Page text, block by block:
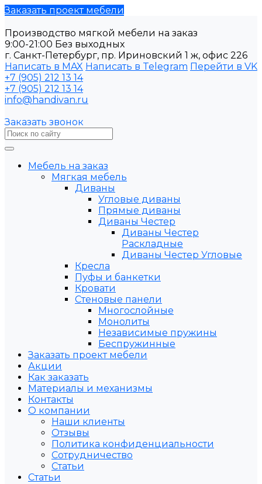
Заказать проект мебели
Производство мягкой мебели на заказ
9:00-21:00 Без выходных
г. Санкт-Петербург, пр. Ириновский 1 ж, офис 226
Написать в MAX Написать в Telegram Перейти в VK
+7 (905) 212 13 14
+7 (905) 212 13 14
info@handivan.ru
Заказать звонок
Мебель на заказ
Мягкая мебель
Диваны
Угловые диваны
Прямые диваны
Диваны Честер
Диваны Честер
Раскладные
Диваны Честер Угловые
Кресла
Пуфы и банкетки
Кровати
Стеновые панели
Многослойные
Монолиты
Независимые пружины
Беспружинные
Заказать проект мебели
Акции
Как заказать
Материалы и механизмы
Контакты
О компании
Наши клиенты
Отзывы
Политика конфиденциальности
Сотрудничество
Статьи
Статьи